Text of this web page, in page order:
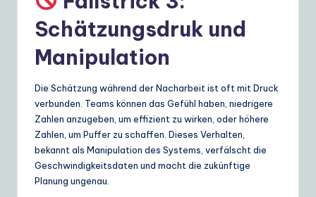
Schätzungsdruk und
Manipulation
Die Schätzung während der Nacharbeit ist oft mit Druck
verbunden. Teams können das Gefühl haben, niedrigere
Zahlen anzugeben, um effizient zu wirken, oder höhere
Zahlen, um Puffer zu schaffen. Dieses Verhalten,
bekannt als Manipulation des Systems, verfälscht die
Geschwindigkeitsdaten und macht die zukünftige
Planung ungenau.